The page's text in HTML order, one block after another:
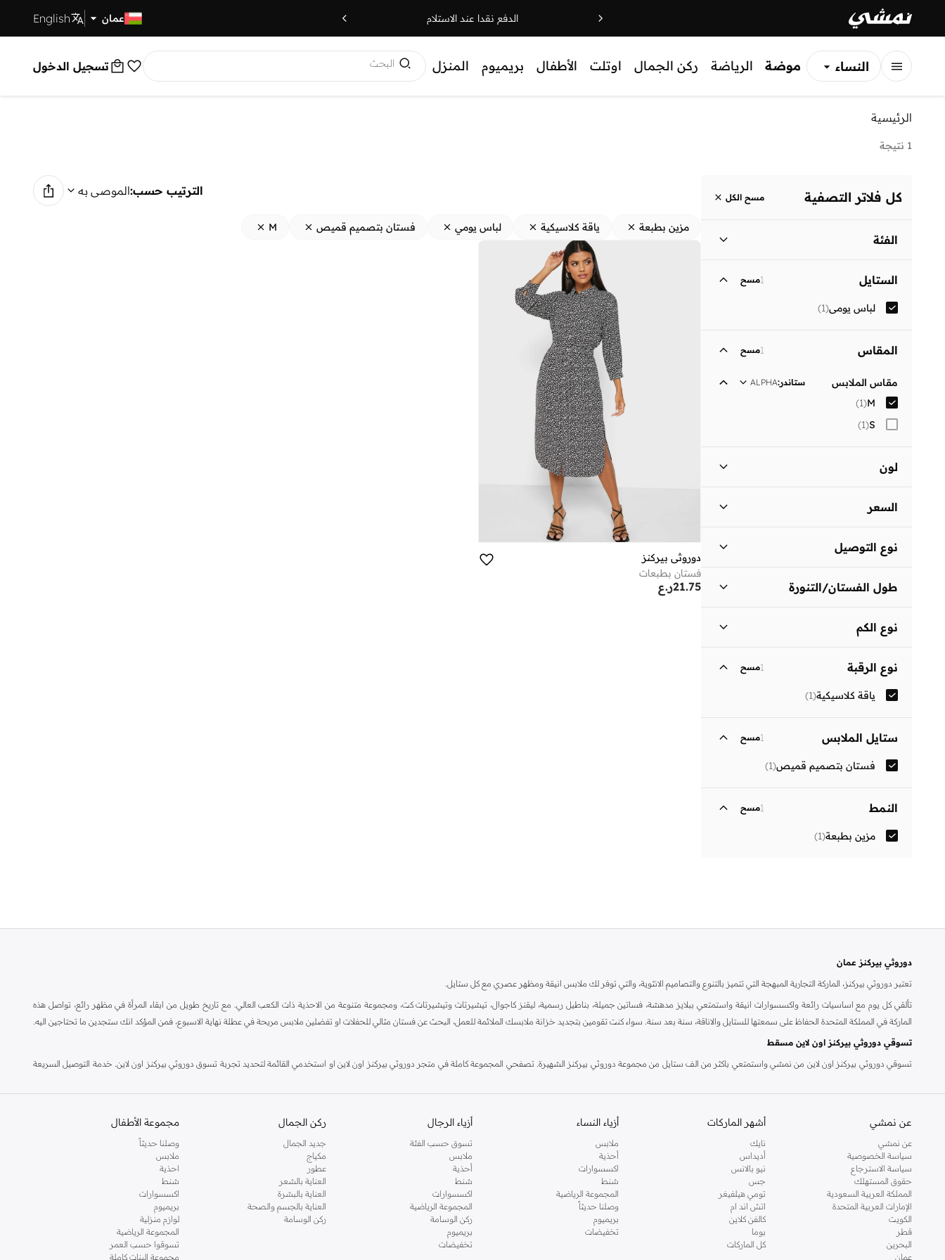
الدفع نقدا عند الاستلام عمان English
النساء
موضة الرياضة ركن الجمال اوتلت الأطفال بريميوم المنزل البحث تسجيل الدخول
الرئيسية
1 نتيجة
كل فلاتر التصفية مسح الكل
الفئة
نساء
الستايل 1مسح
لباس يومي(
1
)
المقاس 1مسح
مقاس الملابس ستاندر:
ALPHA
M
(
1
)
S
(
1
)
لون
السعر
ر.ع
انطلق
نوع التوصيل
طول الفستان/التنورة
نوع الكم
نوع الرقبة 1مسح
ياقة كلاسيكية(
1
)
ستايل الملابس 1مسح
فستان بتصميم قميص(
1
)
النمط 1مسح
مزين بطبعة(
1
)
الترتيب حسب:الموصى به
مزين بطبعة ياقة كلاسيكية لباس يومي فستان بتصميم قميص M
دوروثي بيركنز
فستان بطبعات
ر.ع21.75
دوروثي بيركنز عمان
تعتبر دوروثي بيركنز، الماركة التجارية المبهجة التي تتميز بالتنوع والتصاميم الانثوية، والتي توفر لك ملابس انيقة ومظهر عصري مع كل ستايل.
تألقي كل يوم مع اساسيات رائعة واكسسوارات انيقة واستمتعي ببلايز مدهشة، فساتين جميلة، بناطيل رسمية، ليقنز كاجوال، تيشيرتات وتيشيرتات كت، ومجموعة متنوعة من الاحذية ذات الكعب العالي. مع تاريخ طويل من ابقاء المرأة في مظهر رائع، تواصل هذه
الماركة في المملكة المتحدة الحفاظ على سمعتها للستايل والاناقة، سنة بعد سنة. سواء كنت تقومين بتجديد خزانة ملابسك الملائمة للعمل، البحث عن فستان مثالي للحفلات او تفضلين ملابس مريحة في عطلة نهاية الاسبوع، فمن المؤكد انك ستجدين ما تحتاجين اليه.
تسوقي دوروثي بيركنز اون لاين مسقط
تسوقي دوروثي بيركنز اون لاين من نمشي واستمتعي باكثر من الف ستايل من مجموعة دوروثي بيركنز الشهيرة. تصفحي المجموعة كاملة في متجر دوروثي بيركنز اون لاين او استخدمي القائمة لتحديد تجربة تسوق دوروثي بيركنز اون لاين. خدمة التوصيل السريعة
عن نمشي
عن نمشي
سياسة الخصوصية
سياسة الاسترجاع
حقوق المستهلك
المملكة العربية السعودية
الإمارات العربية المتحدة
الكويت
قطر
البحرين
عمان
أشهر الماركات
نايك
أديداس
نيو بالانس
جس
تومي هيلفيغر
اتش اند ام
كالفن كلاين
بوما
كل الماركات
أزياء النساء
ملابس
أحذية
اكسسوارات
شنط
المجموعة الرياضية
وصلنا حديثاً
بريميوم
تخفيضات
أزياء الرجال
تسوق حسب الفئة
ملابس
أحذية
شنط
اكسسوارات
المجموعة الرياضية
ركن الوسامة
بريميوم
تخفيضات
ركن الجمال
جديد الجمال
مكياج
عطور
العناية بالشعر
العناية بالبشرة
العناية بالجسم والصحة
ركن الوسامة
مجموعة الأطفال
وصلنا حديثاً
ملابس
احذية
شنط
اكسسوارات
بريميوم
لوازم منزلية
المجموعة الرياضية
تسوقوا حسب العمر
مجموعة البنات كاملة